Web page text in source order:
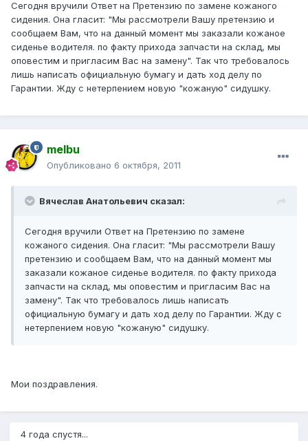
Сегодня вручили Ответ на Претензию по замене кожаного
сидения. Она гласит: "Мы рассмотрели Вашу претензию и
сообщаем Вам, что на данный момент мы заказали кожаное
сиденье водителя. по факту прихода запчасти на склад, мы
оповестим и пригласим Вас на замену". Так что требовалось
лишь написать официальную бумагу и дать ход делу по
Гарантии. Жду с нетерпением новую "кожаную" сидушку.
melbu
Опубликовано 6 октября, 2011
Вячеслав Анатольевич сказал:
Сегодня вручили Ответ на Претензию по замене
кожаного сидения. Она гласит: "Мы рассмотрели Вашу
претензию и сообщаем Вам, что на данный момент мы
заказали кожаное сиденье водителя. по факту прихода
запчасти на склад, мы оповестим и пригласим Вас на
замену". Так что требовалось лишь написать
официальную бумагу и дать ход делу по Гарантии. Жду с
нетерпением новую "кожаную" сидушку.
Мои поздравления.
4 года спустя...